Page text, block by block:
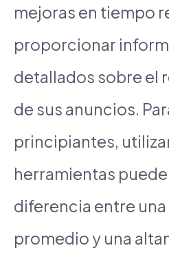
mejoras en tiempo
proporcionar
detallados sobre el
de sus anuncios.
principiantes,
herramientas
diferencia entre
promedio y una